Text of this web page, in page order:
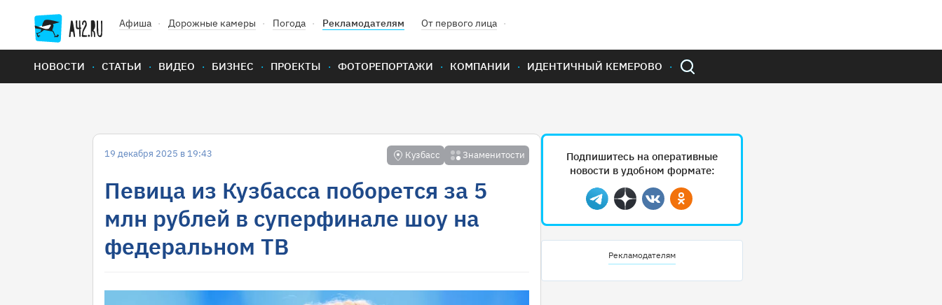
Афиша Дорожные камеры Погода Рекламодателям От первого лица
НОВОСТИ СТАТЬИ ВИДЕО БИЗНЕС ПРОЕКТЫ ФОТОРЕПОРТАЖИ КОМПАНИИ ИДЕНТИЧНЫЙ КЕМЕРОВО
19 декабря 2025 в 19:43 Кузбасс Знаменитости
Певица из Кузбасса поборется за 5
млн рублей в суперфинале шоу на
федеральном ТВ
Подпишитесь на оперативные
новости в удобном формате:
Telegram
ДзенВконтактеОдноклассники
Рекламодателям